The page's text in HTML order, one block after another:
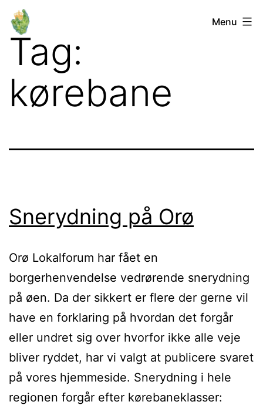
Fortsæt
indhold
Orø
Lokalforum
Menu
Tag:
kørebane
Snerydning på Orø
Orø Lokalforum har fået en
borgerhenvendelse vedrørende snerydning
på øen. Da der sikkert er flere der gerne vil
have en forklaring på hvordan det forgår
eller undret sig over hvorfor ikke alle veje
bliver ryddet, har vi valgt at publicere svaret
på vores hjemmeside. Snerydning i hele
regionen forgår efter kørebaneklasser: